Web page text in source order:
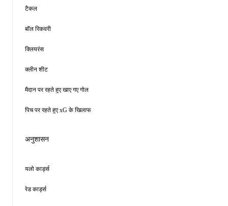
टैकल
बॉल रिकवरी
क्लियरंस
क्लीन शीट
मैदान पर रहते हुए खाए गए गोल
पिच पर रहते हुए xG के खिलाफ
अनुशासन
यलो कार्ड्स
रेड कार्ड्स